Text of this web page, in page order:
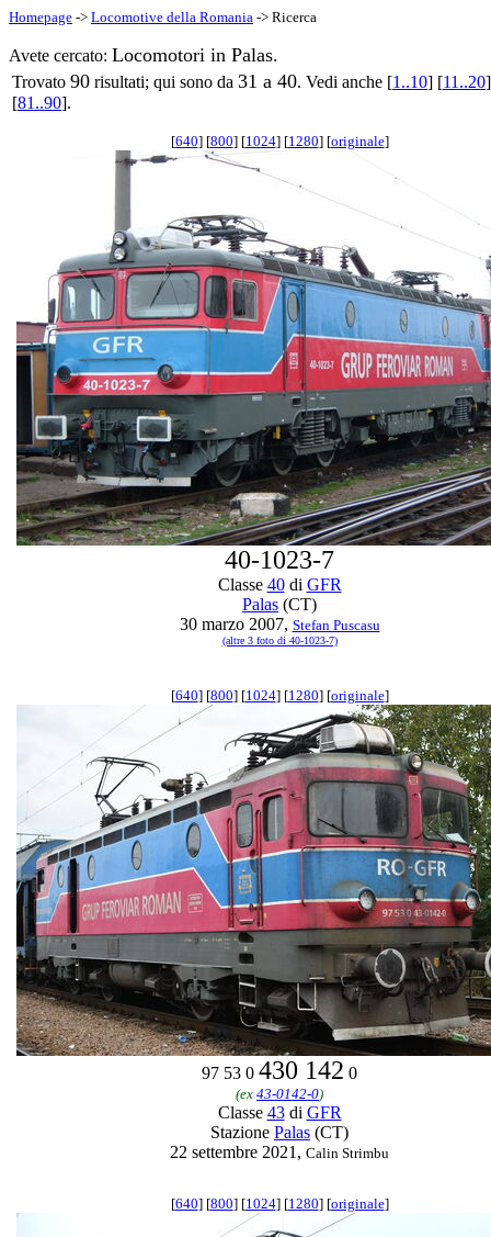
Homepage -> Locomotive della Romania -> Ricerca
Avete cercato: Locomotori in Palas.
Trovato 90 risultati; qui sono da 31 a 40. Vedi anche [1..10] [11..20
[81..90].
[640] [800] [1024] [1280] [originale]
40-1023-7
Classe 40di GFR
Palas (CT)
30 marzo 2007, Stefan Puscasu
(altre 3 foto di 40-1023-7)
[640] [800] [1024] [1280] [originale]
97 53 0 430 142 0
(ex 43-0142-0)
Classe 43di GFR
Stazione Palas (CT)
22 settembre 2021, Calin Strimbu
[640] [800] [1024] [1280] [originale]